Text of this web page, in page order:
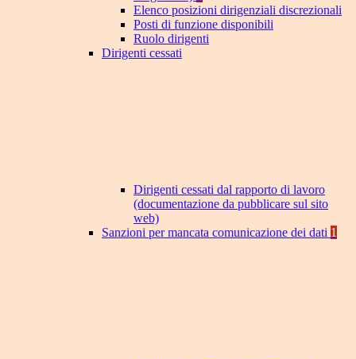
Elenco posizioni dirigenziali discrezionali
Posti di funzione disponibili
Ruolo dirigenti
Dirigenti cessati
Dirigenti cessati dal rapporto di lavoro
(documentazione da pubblicare sul sito
web)
Sanzioni per mancata comunicazione dei dati 1